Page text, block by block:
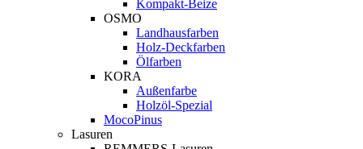
Kompakt-Beize
OSMO
Landhausfarben
Holz-Deckfarben
Ölfarben
KORA
Außenfarbe
Holzöl-Spezial
MocoPinus
Lasuren